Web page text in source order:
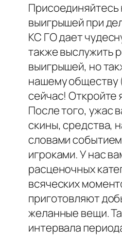
Присоединяйтесь
выигрышей при
КС ГО дает
также выслужить
выигрышей, но
нашему обществу
сейчас! Откройте
После того, ужас
скины, средства,
словами
игроками. У нас
расценочных
всяческих
приготовляют
желанные вещи.
интервала